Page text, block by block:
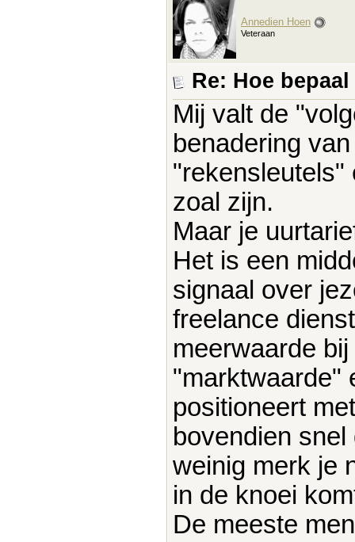
Annedien Hoen
Veteraan
Re: Hoe
Mij valt de
benadering
"rekensleutels"
zoal zijn.
Maar je
Het is een
signaal over
freelance
meerwaarde
"marktwaarde"
positioneert
bovendien
weinig merk je
in de knoei
De meeste